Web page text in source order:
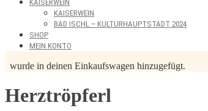
KAISERWEIN
KAISERWEIN
BAD ISCHL – KULTURHAUPTSTADT 2024
SHOP
MEIN KONTO
wurde in deinen Einkaufswagen hinzugefügt.
Herztröpferl